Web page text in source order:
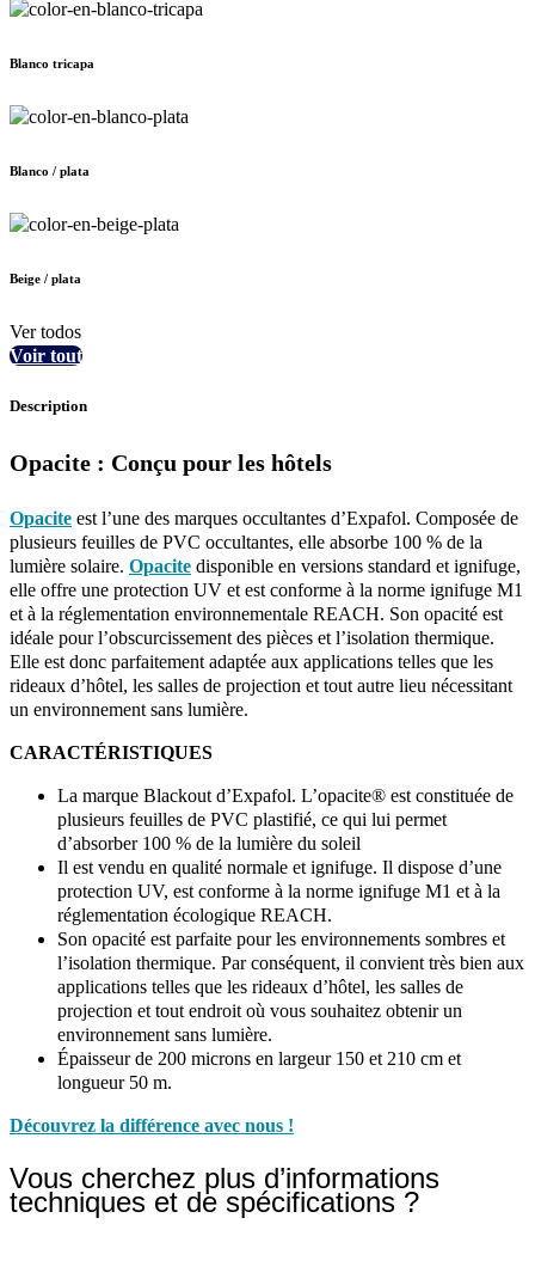
Blanco tricapa
Blanco / plata
Beige / plata
Ver todos
Voir tout
Description
Opacite : Conçu pour les hôtels
Opacite est l’une des marques occultantes d’Expafol. Composée de
plusieurs feuilles de PVC occultantes, elle absorbe 100 % de la
lumière solaire. Opacite disponible en versions standard et ignifuge,
elle offre une protection UV et est conforme à la norme ignifuge M1
et à la réglementation environnementale REACH. Son opacité est
idéale pour l’obscurcissement des pièces et l’isolation thermique.
Elle est donc parfaitement adaptée aux applications telles que les
rideaux d’hôtel, les salles de projection et tout autre lieu nécessitant
un environnement sans lumière.
CARACTÉRISTIQUES
La marque Blackout d’Expafol. L’opacite® est constituée de
plusieurs feuilles de PVC plastifié, ce qui lui permet
d’absorber 100 % de la lumière du soleil
Il est vendu en qualité normale et ignifuge. Il dispose d’une
protection UV, est conforme à la norme ignifuge M1 et à la
réglementation écologique REACH.
Son opacité est parfaite pour les environnements sombres et
l’isolation thermique. Par conséquent, il convient très bien aux
applications telles que les rideaux d’hôtel, les salles de
projection et tout endroit où vous souhaitez obtenir un
environnement sans lumière.
Épaisseur de 200 microns en largeur 150 et 210 cm et
longueur 50 m.
Découvrez la différence avec nous !
Vous cherchez plus d’informations
techniques et de spécifications ?